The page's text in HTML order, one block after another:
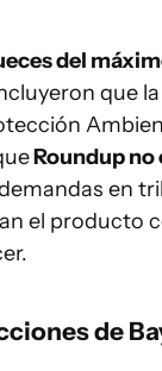
del
que
Roundup no
en
el producto
de